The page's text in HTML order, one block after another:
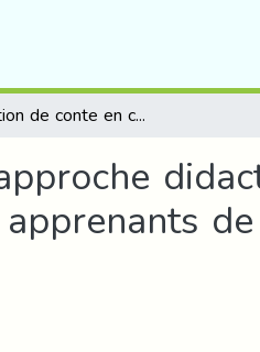
l'exploitation de conte en classe du FLE:une approche didactique pour une écriture créative des apprenants-cas des apprenants de la 2eme anneé moyenne du C.E.M May Zyada à M'sila